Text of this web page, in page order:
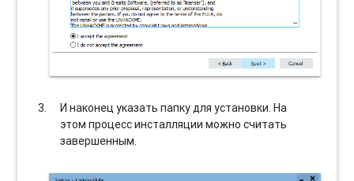
И наконец указать папку для установки. На
этом процесс инсталляции можно считать
завершенным.